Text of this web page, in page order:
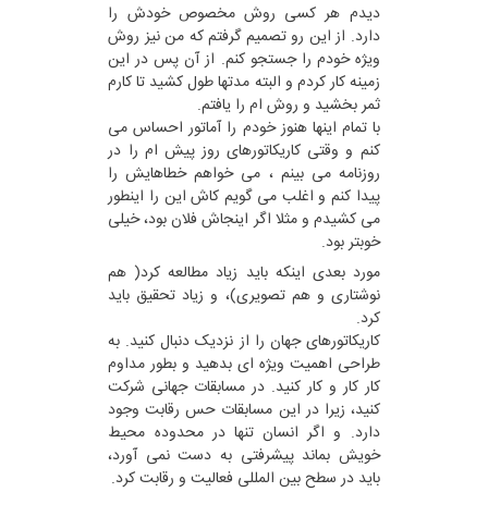
دیدم هر کسی روش مخصوص خودش را
دارد. از این رو تصمیم گرفتم که من نیز روش
ویژه خودم را جستجو کنم. از آن پس در این
زمینه کار کردم و البته مدتها طول کشید تا کارم
ثمر بخشید و روش ام را یافتم.
با تمام اینها هنوز خودم را آماتور احساس می
کنم و وقتی کاریکاتورهای روز پیش ام را در
روزنامه می بینم ، می خواهم خطاهایش را
پیدا کنم و اغلب می گویم کاش این را اینطور
می کشیدم و مثلا اگر اینجاش فلان بود، خیلی
خوبتر بود.
مورد بعدی اینکه باید زیاد مطالعه کرد( هم
نوشتاری و هم تصویری)، و زیاد تحقیق باید
کرد.
کاریکاتورهای جهان را از نزدیک دنبال کنید. به
طراحی اهمیت ویژه ای بدهید و بطور مداوم
کار کار و کار کنید. در مسابقات جهانی شرکت
کنید، زیرا در این مسابقات حس رقابت وجود
دارد. و اگر انسان تنها در محدوده محیط
خویش بماند پیشرفتی به دست نمی آورد،
باید در سطح بین المللی فعالیت و رقابت کرد.